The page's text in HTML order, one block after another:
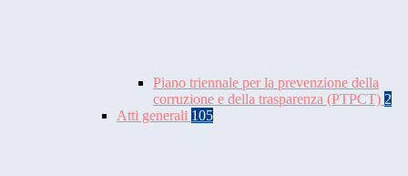
Piano triennale per la prevenzione della
corruzione e della trasparenza (PTPCT) 2
Atti generali 105